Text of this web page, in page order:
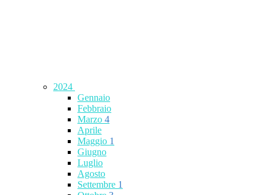
2024
Gennaio
Febbraio
Marzo 4
Aprile
Maggio 1
Giugno
Luglio
Agosto
Settembre 1